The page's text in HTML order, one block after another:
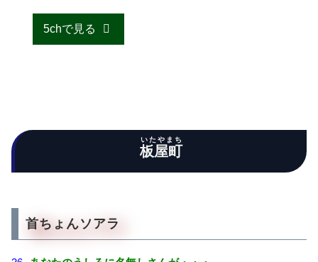
5chで見る
板屋町
いたやまち
首ちょんソアラ